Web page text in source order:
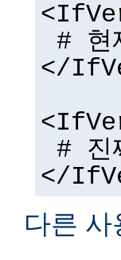
# 현
</
# 진
</
다른